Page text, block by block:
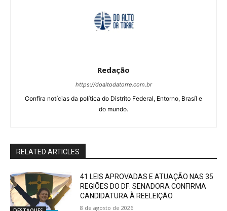
Redação
https://doaltodatorre.com.br
Confira notícias da política do Distrito Federal, Entorno, Brasíl e
do mundo.
RELATED ARTICLES
41 LEIS APROVADAS E ATUAÇÃO NAS 35
REGIÕES DO DF: SENADORA CONFIRMA
CANDIDATURA À REELEIÇÃO
8 de agosto de 2026